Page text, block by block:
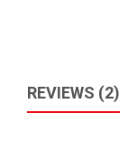
REVIEWS (2)